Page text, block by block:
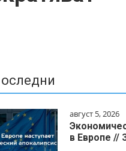
август 5, 2026
в Европе //